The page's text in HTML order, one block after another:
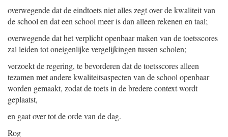
overwegende dat de eindtoets niet alles zegt over de kwaliteit van
de school en dat een school meer is dan alleen rekenen en taal;
overwegende dat het verplicht openbaar maken van de toetsscores
zal leiden tot oneigenlijke vergelijkingen tussen scholen;
verzoekt de regering, te bevorderen dat de toetsscores alleen
tezamen met andere kwaliteitsaspecten van de school openbaar
worden gemaakt, zodat de toets in de bredere context wordt
geplaatst,
en gaat over tot de orde van de dag.
Rog